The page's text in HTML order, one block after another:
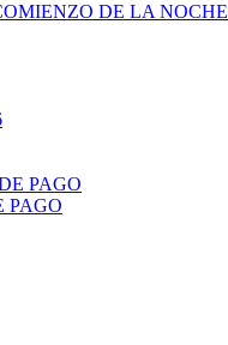
DE LA NOCHE
PAGO